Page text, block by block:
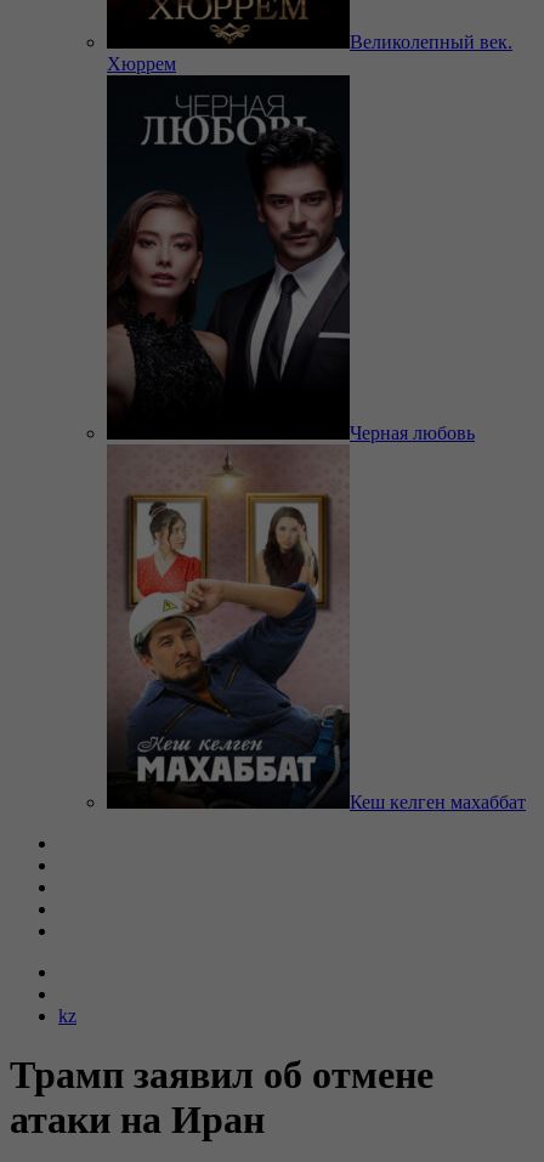
Великолепный век.
Хюррем
Черная любовь
Кеш келген махаббат
kz
Трамп заявил об отмене
атаки на Иран